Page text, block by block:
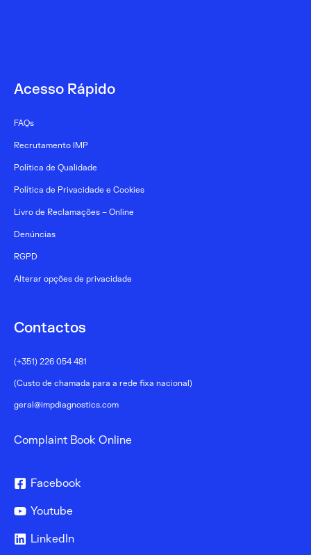
Acesso Rápido
FAQs
Recrutamento IMP
Política de Qualidade
Política de Privacidade e Cookies
Livro de Reclamações – Online
Denúncias
RGPD
Alterar opções de privacidade
Contactos
(+351) 226 054 481
(Custo de chamada para a rede fixa nacional)
geral@impdiagnostics.com
Complaint Book Online
Facebook
Youtube
LinkedIn